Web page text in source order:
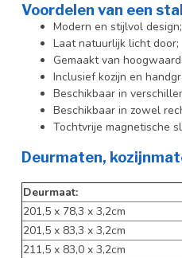
Voordelen van een
Modern en stijlvol design;
Laat natuurlijk licht door;
Gemaakt van
Inclusief kozijn en
Beschikbaar in
Beschikbaar in zowel
Tochtvrije magnetische
Deurmaten,
Deurmaat:
201,5 x 78,3 x 3,2cm
201,5 x 83,3 x 3,2cm
211,5 x 83,0 x 3,2cm